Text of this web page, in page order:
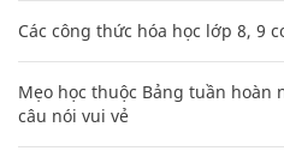
Các công thức hóa học lớp 8, 9
Mẹo học thuộc Bảng tuần hoàn
câu nói vui vẻ